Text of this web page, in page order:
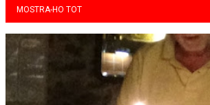
MOSTRA-HO TOT